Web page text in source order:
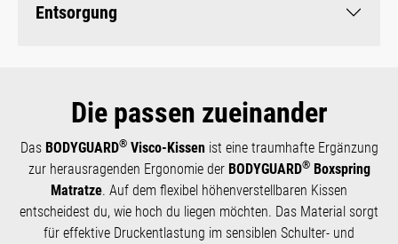
Entsorgung
Die passen zueinander
DasBODYGUARD®Visco-Kissen ist eine traumhafte Ergänzung
zur heraus­­ragenden Ergo­­nomie der BODYGUARD®Boxspring
Matratze. Auf dem flexibel höhenverstellbaren Kissen
entscheidest du, wie hoch du liegen möchten. Das Material sorgt
für effektive Druckentlastung im sensiblen Schulter- und